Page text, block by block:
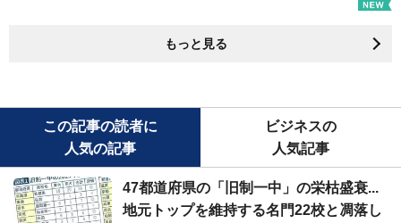
もっと見る
この記事の読者に
人気の記事
ビジネスの
人気記事
47都道府県の「旧制一中」の栄枯盛衰...
地元トップを維持する名門22校と凋落し